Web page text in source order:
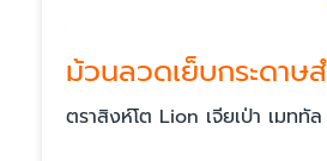
ตราสิงห์โต Lion เจียเป่า เมททัล